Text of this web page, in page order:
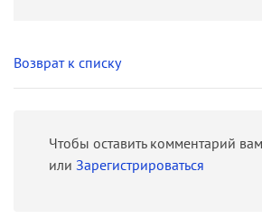
Возврат к списку
Чтобы оставить комментарий
или Зарегистрироваться